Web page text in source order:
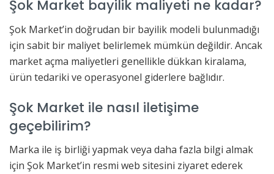
Şok Market bayilik maliyeti ne kadar?
Şok Market’in doğrudan bir bayilik modeli bulunmadığı
için sabit bir maliyet belirlemek mümkün değildir. Ancak
market açma maliyetleri genellikle dükkan kiralama,
ürün tedariki ve operasyonel giderlere bağlıdır.
Şok Market ile nasıl iletişime
geçebilirim?
Marka ile iş birliği yapmak veya daha fazla bilgi almak
için Şok Market’in resmi web sitesini ziyaret ederek